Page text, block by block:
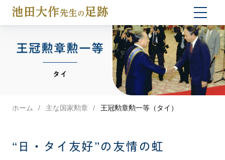
王冠勲章勲一等
タイ
ホーム 主な国家勲章 王冠勲章勲一等（タイ）
“日・タイ友好”の友情の虹